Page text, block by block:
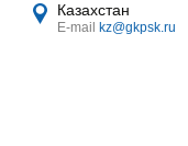
Казахстан
E-mail kz@gkpsk.ru